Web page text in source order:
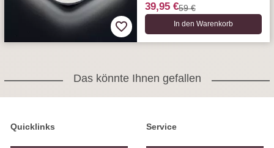
39,95 €59 €
In den Warenkorb
Das könnte Ihnen gefallen
Quicklinks Service